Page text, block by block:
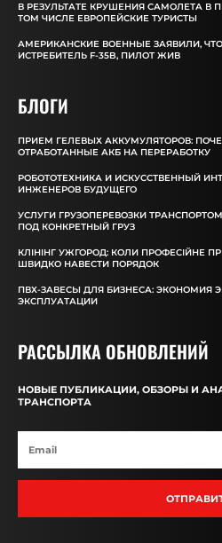
В РЕЗУЛЬТАТЕ КРУШЕНИЯ САМОЛЕТА В
ТОМ ЧИСЛЕ ЕВРОПЕЙСКИЕ ТУРИСТЫ
АМЕРИКАНСКИЕ ВОЕННЫЕ ЗАЯВИЛИ,
ИСТРЕБИТЕЛЬ F-35B, ПИЛОТ ЖИВ
БЛОГИ
ПРИЕМ ГЕЛЕВЫХ АККУМУЛЯТОРОВ:
ОТРАБОТАННЫЕ АКБ НА ПЕРЕРАБОТКУ
РОБОТОТЕХНИКА И ИСКУССТВЕННЫЙ
ИНЖЕНЕРОВ БУДУЩЕГО
УСЛУГИ ГРУЗОПЕРЕВОЗКИ
ПОД КОНКРЕТНЫЙ ГРУЗ
КЛІНІНГ УЖГОРОД: КОЛИ ПРОФЕСІЙНЕ
ШВИДКО НАВЕСТИ ПОРЯДОК
ПВХ-ЗАВЕСЫ ДЛЯ БИЗНЕСА: ЭКОНОМИЯ
ЭКСПЛУАТАЦИИ
РАССЫЛКА ОБНОВЛЕНИЙ
НОВЫЕ ПУБЛИКАЦИИ, ОБЗОРЫ И
ТРАНСПОРТА